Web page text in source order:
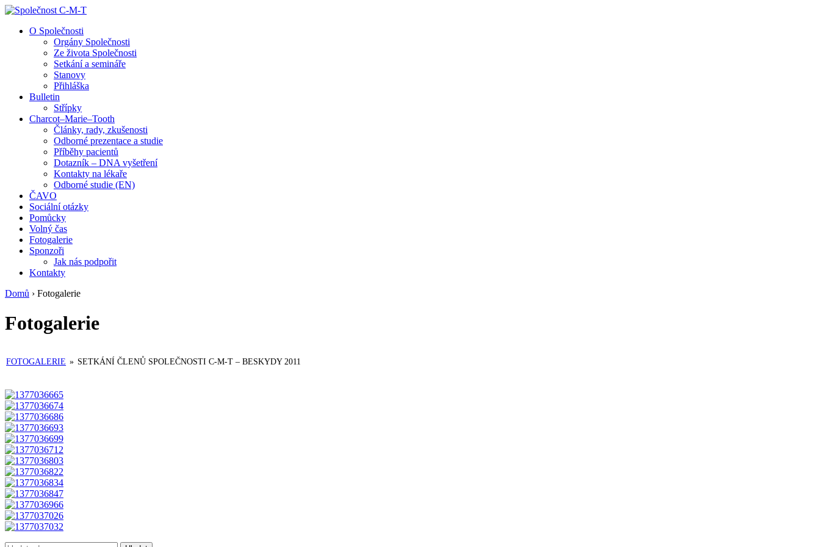
↓
O Společnosti
Orgány Společnosti
Ze života Společnosti
Setkání a semináře
Stanovy
Přihláška
Bulletin
Střípky
Charcot–Marie–Tooth
Články, rady, zkušenosti
Odborné prezentace a studie
Příběhy pacientů
Dotazník – DNA vyšetření
Kontakty na lékaře
Odborné studie (EN)
ČAVO
Sociální otázky
Pomůcky
Volný čas
Fotogalerie
Sponzoři
Jak nás podpořit
Kontakty
Domů › Fotogalerie
Fotogalerie
FOTOGALERIE » SETKÁNÍ ČLENŮ SPOLEČNOSTI C-M-T – BESKYDY 2011